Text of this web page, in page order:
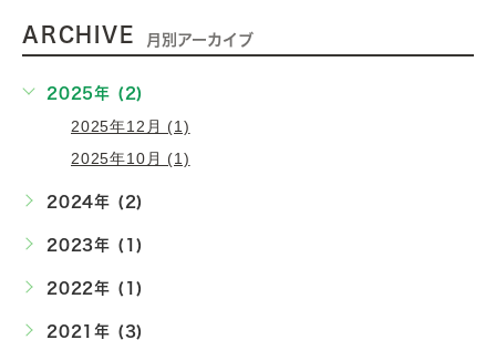
ARCHIVE 月別アーカイブ
2025年 (2)
2025年12月 (1)
2025年10月 (1)
2024年 (2)
2023年 (1)
2022年 (1)
2021年 (3)